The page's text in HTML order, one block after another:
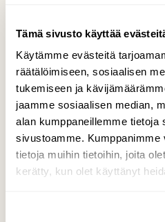
Tämä sivusto käyttää
Käytämme evästeitä
räätälöimiseen, sosiaalisen
tukemiseen ja
jaamme sosiaalisen median,
alan kumppaneillemme tietoja
sivustoamme. Kumppanimme
tietoja muihin tietoihin, joita
kerätty, kun olet käyttänyt
Vilukot,
Vilukot pysyvät
tunturituulista
Valokuvaaja: Irja